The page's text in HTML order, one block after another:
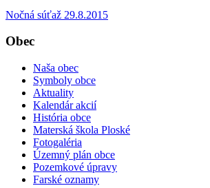
Nočná súťaž 29.8.2015
Obec
Naša obec
Symboly obce
Aktuality
Kalendár akcií
História obce
Materská škola Ploské
Fotogaléria
Územný plán obce
Pozemkové úpravy
Farské oznamy